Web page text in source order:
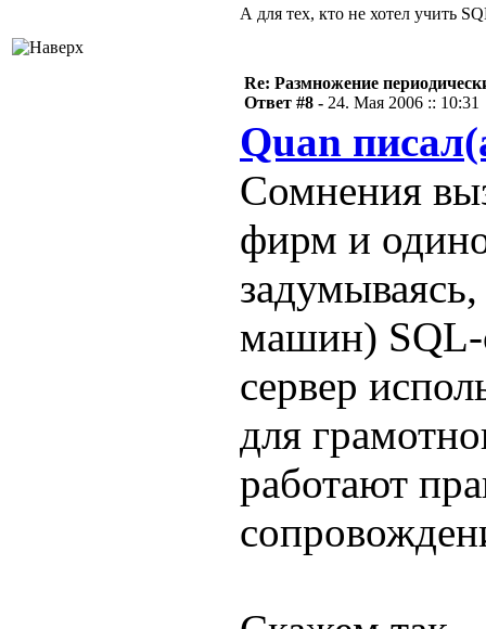
А для тех, кто не хотел учить
Re: Размножение
Ответ #8 - 24. Мая 2006 :: 10:31
Quan
Сомнения
фирм и
машин) SQL-
сервер
для
работают